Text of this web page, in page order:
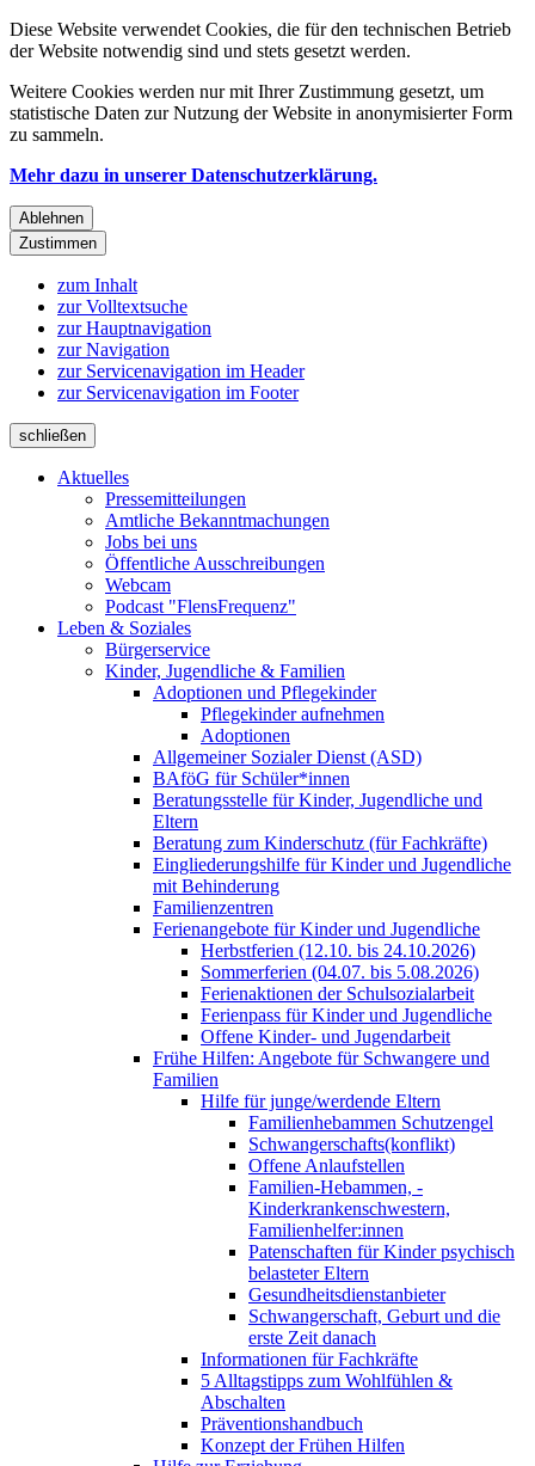
Diese Website verwendet Cookies, die für den technischen Betrieb
der Website notwendig sind und stets gesetzt werden.
Weitere Cookies werden nur mit Ihrer Zustimmung gesetzt, um
statistische Daten zur Nutzung der Website in anonymisierter Form
zu sammeln.
Mehr dazu in unserer Datenschutzerklärung.
Ablehnen
Zustimmen
zum Inhalt
zur Volltextsuche
zur Hauptnavigation
zur Navigation
zur Servicenavigation im Header
zur Servicenavigation im Footer
schließen
Aktuelles
Pressemitteilungen
Amtliche Bekanntmachungen
Jobs bei uns
Öffentliche Ausschreibungen
Webcam
Podcast "FlensFrequenz"
Leben & Soziales
Bürgerservice
Kinder, Jugendliche & Familien
Adoptionen und Pflegekinder
Pflegekinder aufnehmen
Adoptionen
Allgemeiner Sozialer Dienst (ASD)
BAföG für Schüler*innen
Beratungsstelle für Kinder, Jugendliche und
Eltern
Beratung zum Kinderschutz (für Fachkräfte)
Eingliederungshilfe für Kinder und Jugendliche
mit Behinderung
Familienzentren
Ferienangebote für Kinder und Jugendliche
Herbstferien (12.10. bis 24.10.2026)
Sommerferien (04.07. bis 5.08.2026)
Ferienaktionen der Schulsozialarbeit
Ferienpass für Kinder und Jugendliche
Offene Kinder- und Jugendarbeit
Frühe Hilfen: Angebote für Schwangere und
Familien
Hilfe für junge/werdende Eltern
Familienhebammen Schutzengel
Schwangerschafts(konflikt)
Offene Anlaufstellen
Familien-Hebammen, -
Kinderkrankenschwestern,
Familienhelfer:innen
Patenschaften für Kinder psychisch
belasteter Eltern
Gesundheitsdienstanbieter
Schwangerschaft, Geburt und die
erste Zeit danach
Informationen für Fachkräfte
5 Alltagstipps zum Wohlfühlen &
Abschalten
Präventionshandbuch
Konzept der Frühen Hilfen